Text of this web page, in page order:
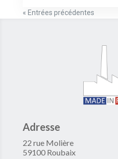
« Entrées précédentes
Adresse
22 rue Molière
59100 Roubaix